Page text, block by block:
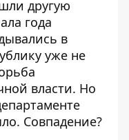
другую
года
в
уже не
власти. Но
Совпадение?